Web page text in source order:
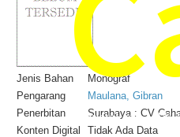
Perpustakaan MIN
Jenis Bahan
Monograf
Pengarang
Maulana, Gibran
Penerbitan
Surabaya : CV
Konten Digital
Tidak Ada Data